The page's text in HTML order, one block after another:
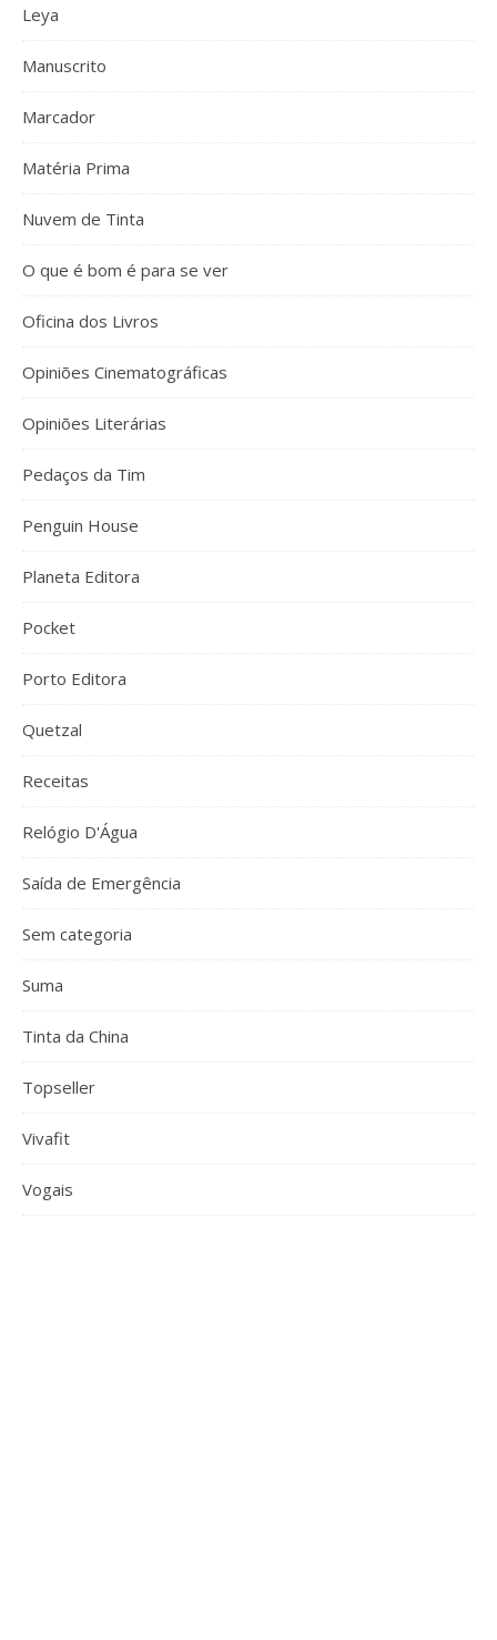
Leya
Manuscrito
Marcador
Matéria Prima
Nuvem de Tinta
O que é bom é para se ver
Oficina dos Livros
Opiniões Cinematográficas
Opiniões Literárias
Pedaços da Tim
Penguin House
Planeta Editora
Pocket
Porto Editora
Quetzal
Receitas
Relógio D'Água
Saída de Emergência
Sem categoria
Suma
Tinta da China
Topseller
Vivafit
Vogais